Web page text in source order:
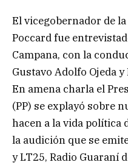
El vicegobernador de
Poccard fue
Campana, con la
Gustavo Adolfo Ojeda
En amena charla el
(PP) se explayó sobre
hacen a la vida política
la audición que se
y LT25, Radio Guaraní